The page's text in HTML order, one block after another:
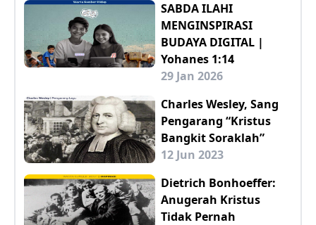
SABDA ILAHI
MENGINSPIRASI
BUDAYA DIGITAL |
Yohanes 1:14
29 Jan 2026
Charles Wesley, Sang
Pengarang “Kristus
Bangkit Soraklah”
12 Jun 2023
Dietrich Bonhoeffer:
Anugerah Kristus
Tidak Pernah